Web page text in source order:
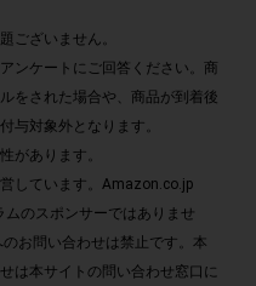
ございません。
ンケートにご回答ください。商
をされた場合や、商品が到着後
与対象外となります。
があります。
しています。Amazon.co.jp
のスポンサーではありませ
お問い合わせは禁止です。本
は本サイトの問い合わせ窓口に